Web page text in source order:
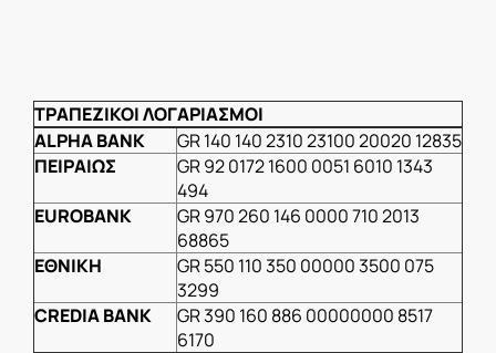
ΤΡΑΠΕΖΙΚΟΙ ΛΟΓΑΡΙΑΣΜΟΙ
ALPHA BANK
GR140 140 2310 23100 20020 12835
ΠΕΙΡΑΙΩΣ
GR92 0172 1600 0051 6010 1343
494
EUROBANK
GR970 260 146 0000 710 2013
68865
ΕΘΝΙΚΗ
GR550 110 350 00000 3500 075
3299
CREDIA BANK
GR390 160 886 00000000 8517
6170